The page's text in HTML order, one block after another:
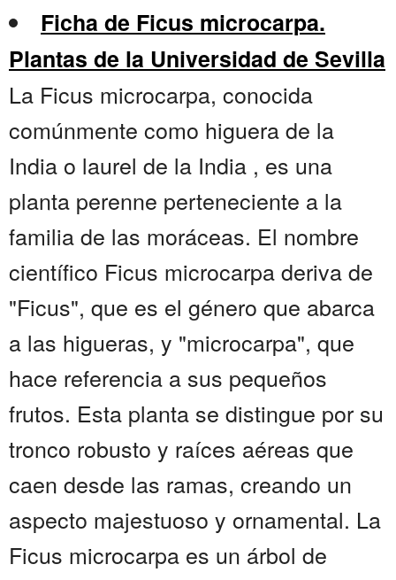
Ficha de Ficus microcarpa.
Plantas de la Universidad de Sevilla
La Ficus microcarpa, conocida
comúnmente como higuera de la
India o laurel de la India , es una
planta perenne perteneciente a la
familia de las moráceas. El nombre
científico Ficus microcarpa deriva de
"Ficus", que es el género que abarca
a las higueras, y "microcarpa", que
hace referencia a sus pequeños
frutos. Esta planta se distingue por su
tronco robusto y raíces aéreas que
caen desde las ramas, creando un
aspecto majestuoso y ornamental. La
Ficus microcarpa es un árbol de